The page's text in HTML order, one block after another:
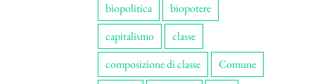
biopolitica
biopotere
capitalismo
classe
composizione di classe
Comune